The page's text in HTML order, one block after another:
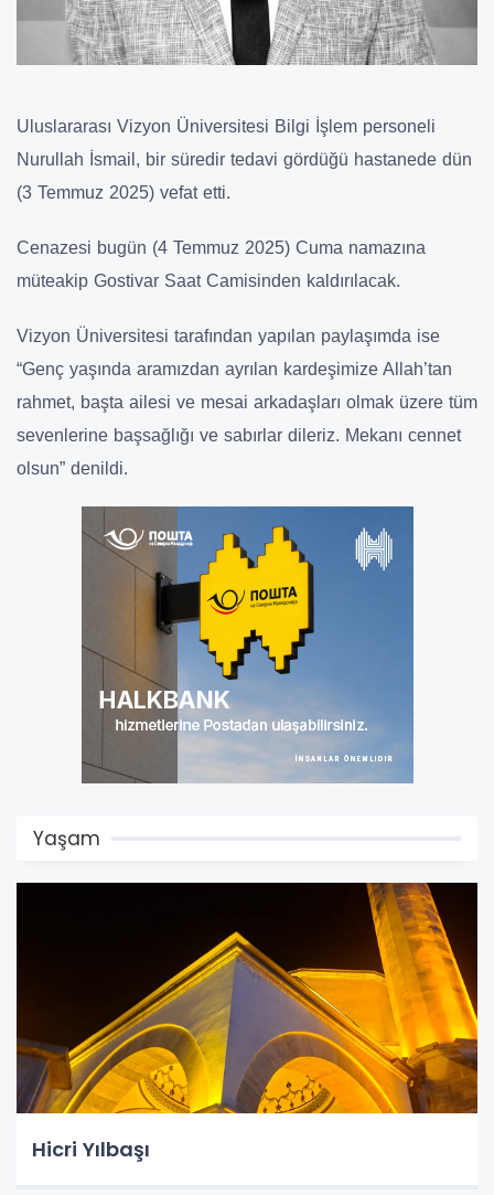
Uluslararası Vizyon Üniversitesi Bilgi İşlem personeli
Nurullah İsmail, bir süredir tedavi gördüğü hastanede dün
(3 Temmuz 2025) vefat etti.
Cenazesi bugün (4 Temmuz 2025) Cuma namazına
müteakip Gostivar Saat Camisinden kaldırılacak.
Vizyon Üniversitesi tarafından yapılan paylaşımda ise
“Genç yaşında aramızdan ayrılan kardeşimize Allah’tan
rahmet, başta ailesi ve mesai arkadaşları olmak üzere tüm
sevenlerine başsağlığı ve sabırlar dileriz. Mekanı cennet
olsun” denildi.
Yaşam
Hicri Yılbaşı